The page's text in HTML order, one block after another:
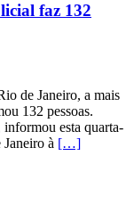
faz 132
de Janeiro, a mais
132 pessoas.
esta quarta-
à […]